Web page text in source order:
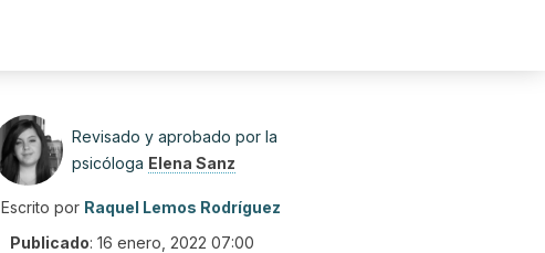
Revisado y aprobado por la
psicóloga Elena Sanz
Escrito por Raquel Lemos Rodríguez
Publicado: 16 enero, 2022 07:00